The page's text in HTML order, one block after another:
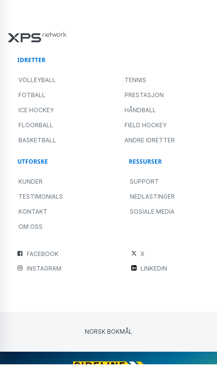
IDRETTER
VOLLEYBALL TENNIS
FOTBALL PRESTASJON
ICE HOCKEY HÅNDBALL
FLOORBALL FIELD HOCKEY
BASKETBALL ANDRE IDRETTER
UTFORSKE
KUNDER
TESTIMONIALS
KONTAKT
OM OSS
RESSURSER
SUPPORT
NEDLASTINGER
SOSIALE MEDIA
FACEBOOK
X
INSTAGRAM
LINKEDIN
NORSK BOKMÅL